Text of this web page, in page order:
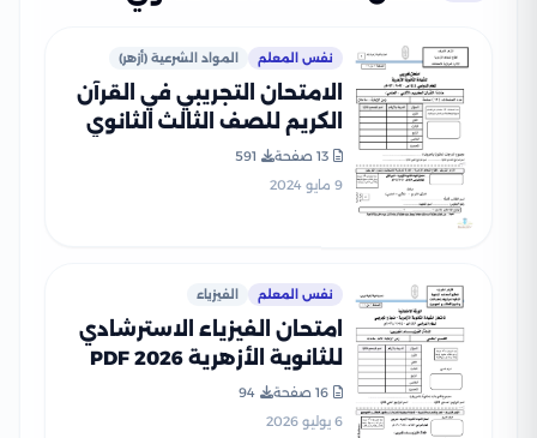
نفس المعلم المواد الشرعية (أزهر)
الامتحان التجريبي في القرآن
الكريم للصف الثالث الثانوي
الأزهري 2023
13 صفحة
591
9 مايو 2024
نفس المعلم الفيزياء
امتحان الفيزياء الاسترشادي
للثانوية الأزهرية 2026 PDF
16 صفحة
94
6 يوليو 2026